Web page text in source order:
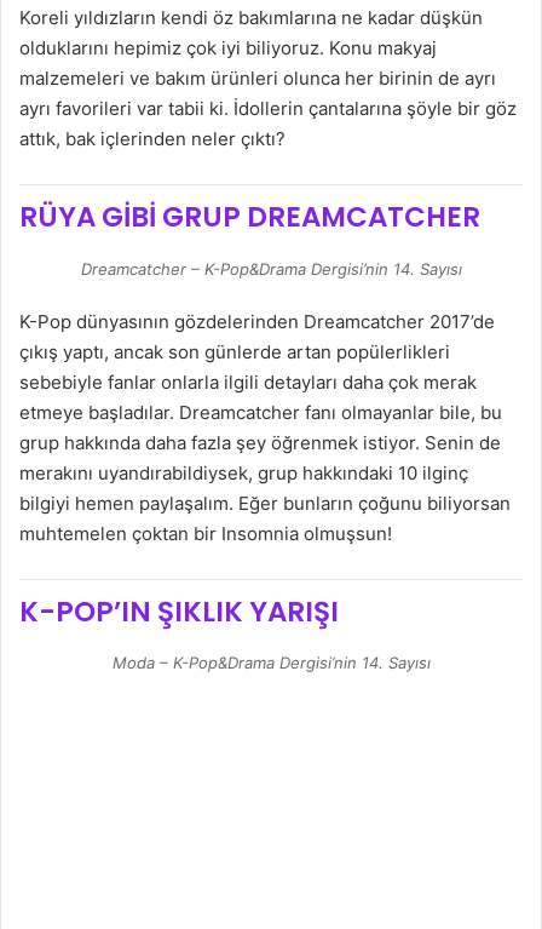
Koreli yıldızların kendi öz bakımlarına ne kadar düşkün
olduklarını hepimiz çok iyi biliyoruz. Konu makyaj
malzemeleri ve bakım ürünleri olunca her birinin de ayrı
ayrı favorileri var tabii ki. İdollerin çantalarına şöyle bir göz
attık, bak içlerinden neler çıktı?
RÜYA GİBİ GRUP DREAMCATCHER
Dreamcatcher – K-Pop&Drama Dergisi’nin 14. Sayısı
K-Pop dünyasının gözdelerinden Dreamcatcher 2017’de
çıkış yaptı, ancak son günlerde artan popülerlikleri
sebebiyle fanlar onlarla ilgili detayları daha çok merak
etmeye başladılar. Dreamcatcher fanı olmayanlar bile, bu
grup hakkında daha fazla şey öğrenmek istiyor. Senin de
merakını uyandırabildiysek, grup hakkındaki 10 ilginç
bilgiyi hemen paylaşalım. Eğer bunların çoğunu biliyorsan
muhtemelen çoktan bir Insomnia olmuşsun!
K-POP’IN ŞIKLIK YARIŞI
Moda – K-Pop&Drama Dergisi’nin 14. Sayısı